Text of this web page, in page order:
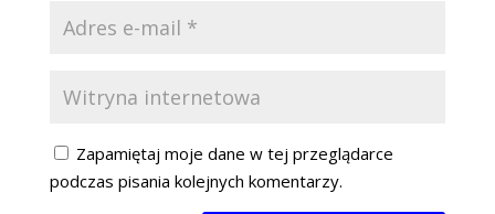
Zapamiętaj moje dane w tej przeglądarce
podczas pisania kolejnych komentarzy.